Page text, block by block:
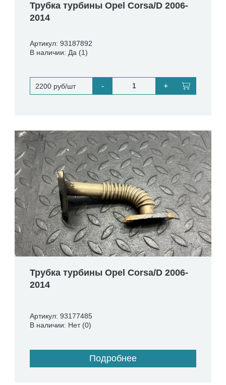
Трубка турбины Opel Corsa/D 2006-
2014
Артикул: 93187892
В наличии: Да (1)
2200 руб/шт - +
Трубка турбины Opel Corsa/D 2006-
2014
Артикул: 93177485
В наличии: Нет (0)
Подробнее